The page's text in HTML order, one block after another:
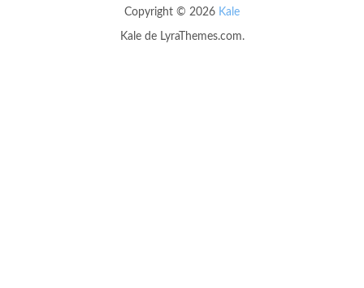
Copyright © 2026 Kale
Kalede LyraThemes.com.